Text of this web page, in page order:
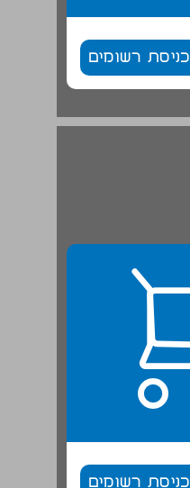
כניסת רשומים
כניסת רשומים